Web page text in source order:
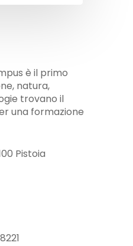
è il primo
natura,
trovano il
una formazione
Pistoia